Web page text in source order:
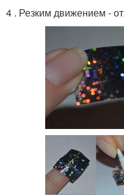
4 . Резким движением -